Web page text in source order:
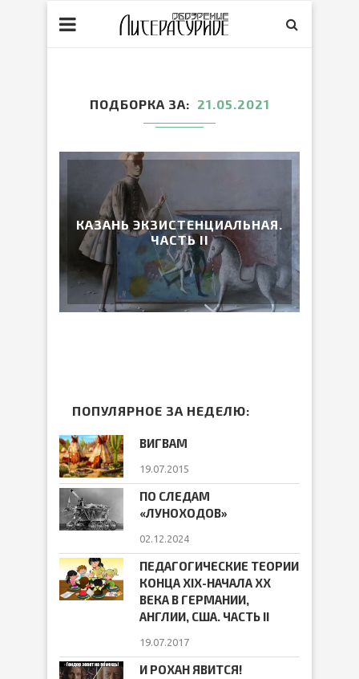
ПОДБОРКА ЗА 21.05.2021
КАЗАНЬ ЭКЗИСТЕНЦИАЛЬНАЯ.
ЧАСТЬ II
ПОПУЛЯРНОЕ ЗА НЕДЕЛЮ:
ВИГВАМ
19.07.2015
ПО СЛЕДАМ
«ЛУНОХОДОВ»
02.12.2024
ПЕДАГОГИЧЕСКИЕ ТЕОРИИ
КОНЦА ХIХ-НАЧАЛА ХХ
ВЕКА В ГЕРМАНИИ,
АНГЛИИ, США. ЧАСТЬ II
19.07.2017
И РОХАН ЯВИТСЯ!